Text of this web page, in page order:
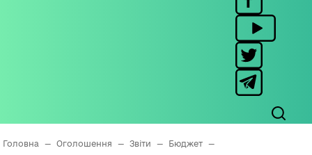
Головна — Оголошення — Звіти — Бюджет
—